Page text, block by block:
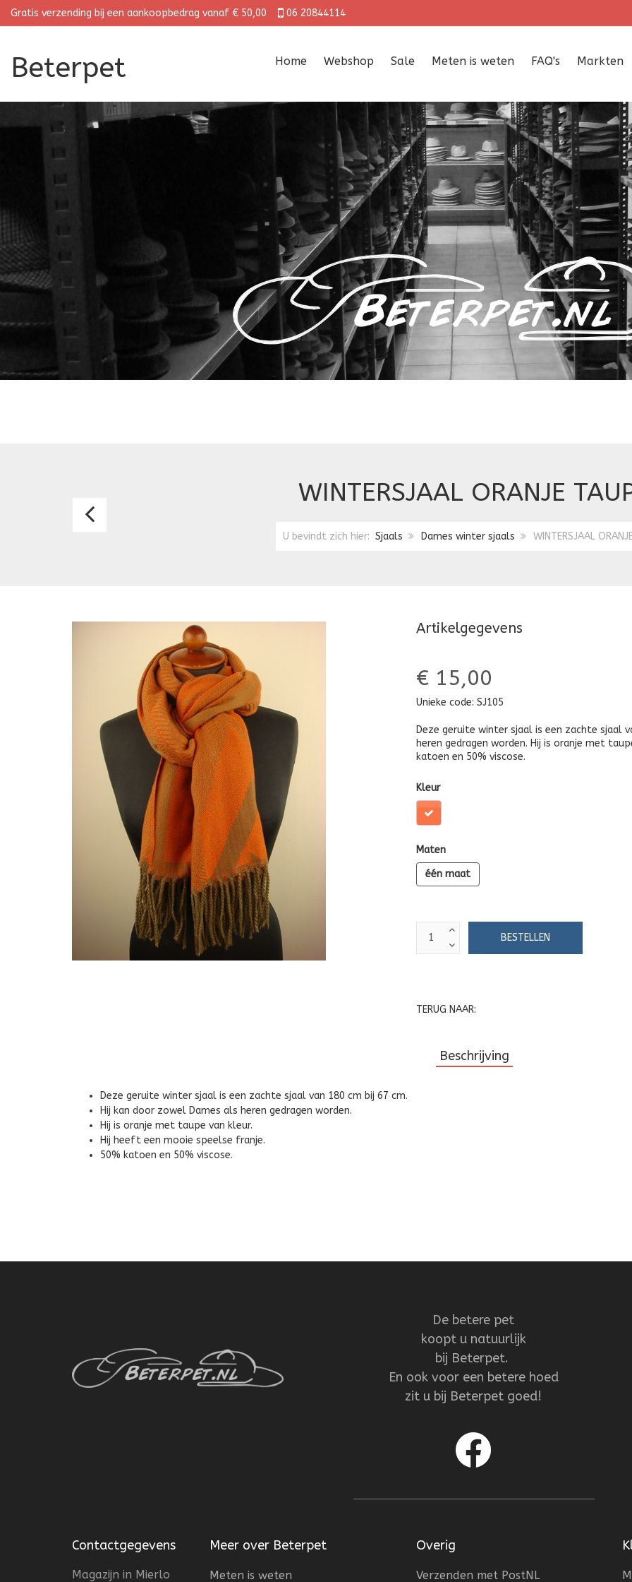
Gratis verzending bij een aankoopbedrag vanaf € 50,00 06 20844114
Beterpet Home Webshop Sale Meten is weten FAQ's Markten
WINTERSJAAL ORANJE
U bevindt zich hier: Sjaals Dames winter sjaals WINTERSJAAL
WINTERSJAAL
DONKERROOD
Artikelgegevens
€ 15,00
Unieke code: SJ105
Deze geruite winter sjaal is een zachte sjaal
heren gedragen worden. Hij is oranje met
katoen en 50% viscose.
Kleur
Maten
één maat
TERUG NAAR:
Beschrijving
Deze geruite winter sjaal is een zachte sjaal van 180 cm bij 67 cm.
Hij kan door zowel Dames als heren gedragen worden.
Hij is oranje met taupe van kleur.
Hij heeft een mooie speelse franje.
50% katoen en 50% viscose.
De betere pet
koopt u natuurlijk
bij Beterpet.
En ook voor een betere hoed
zit u bij Beterpet goed!
Contactgegevens
Magazijn in Mierlo
Meer over Beterpet
Meten is weten
Overig
Verzenden met PostNL